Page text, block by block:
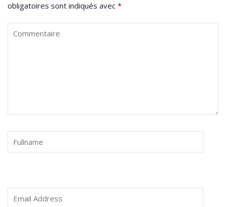
obligatoires sont indiqués avec *